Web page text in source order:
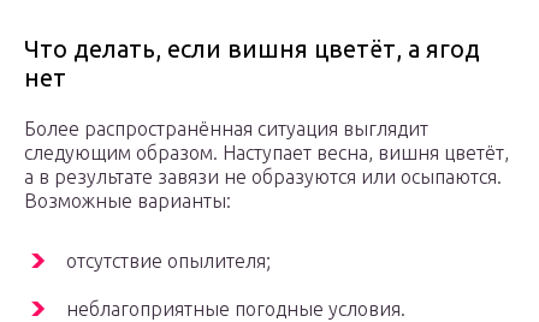
Что делать, если вишня цветёт, а ягод
нет
Более распространённая ситуация выглядит
следующим образом. Наступает весна, вишня цветёт,
а в результате завязи не образуются или осыпаются.
Возможные варианты:
отсутствие опылителя;
неблагоприятные погодные условия.